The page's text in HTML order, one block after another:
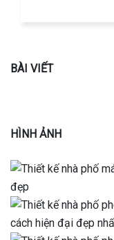
BÀI VIẾT
HÌNH ẢNH